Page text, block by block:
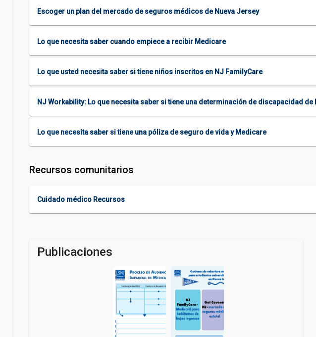
Escoger un plan del mercado de seguros médicos de Nueva Jersey
Lo que necesita saber cuando empiece a recibir Medicare
Lo que usted necesita saber si tiene niños inscritos en NJ FamilyCare
NJ Workability: Lo que necesita saber si tiene una determinación de discapacidad
Lo que necesita saber si tiene una póliza de seguro de vida y Medicare
Recursos comunitarios
Cuidado médico Recursos
Publicaciones